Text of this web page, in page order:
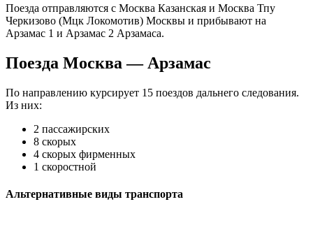
Поезда отправляются с Москва Казанская и Москва Тпу
Черкизово (Мцк Локомотив) Москвы и прибывают на
Арзамас 1 и Арзамас 2 Арзамаса.
Поезда Москва — Арзамас
По направлению курсирует 15 поездов дальнего следования.
Из них:
2 пассажирских
8 скорых
4 скорых фирменных
1 скоростной
Альтернативные виды транспорта